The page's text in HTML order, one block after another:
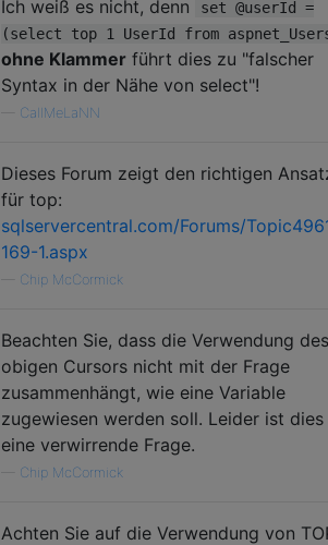
Ich weiß es nicht, denn
set @userId =
(select top 1 UserId from
ohne Klammer führt dies zu "falscher
Syntax in der Nähe von select"!
CallMeLaNN
Dieses Forum zeigt den richtigen
für top:
sqlservercentral.com/Forums/
169-1.aspx
Chip McCormick
Beachten Sie, dass die Verwendung des
obigen Cursors nicht mit der Frage
zusammenhängt, wie eine Variable
zugewiesen werden soll. Leider ist dies
eine verwirrende Frage.
Chip McCormick
Achten Sie auf die Verwendung von